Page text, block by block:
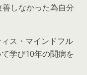
しなかった為自分
ス・マインドフル
学び10年の闘病を